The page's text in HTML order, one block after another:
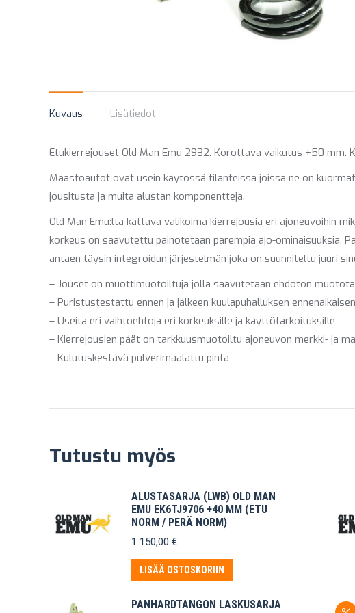
Kuvaus Lisätiedot
Etukierrejouset Old Man Emu 2932. Korottava vaikutus +50 mm.
Maastoautot ovat usein käytössä tilanteissa joissa ne on
jousitusta ja muita alustan komponentteja.
Old Man Emu:lta kattava valikoima kierrejousia eri ajoneuvoihin
korkeus on saavutettu painotetaan parempia ajo-ominaisuuksia.
antaen täysin integroidun järjestelmän joka on suunniteltu juuri
– Jouset on muottimuotoiltuja jolla saavutetaan ehdoton
– Puristustestattu ennen ja jälkeen kuulapuhalluksen
– Useita eri vaihtoehtoja eri korkeuksille ja käyttötarkoituksille
– Kierrejousien päät on tarkkuusmuotoiltu ajoneuvon merkki- ja
– Kulutuskestävä pulverimaalattu pinta
Tutustu myös
ALUSTASARJA (LWB) OLD MAN
EMU EK6TJ9706 +40 MM (ETU
NORM / PERÄ NORM)
1 150,00 €
LISÄÄ OSTOSKORIIN
PANHARDTANGON LASKUSARJA